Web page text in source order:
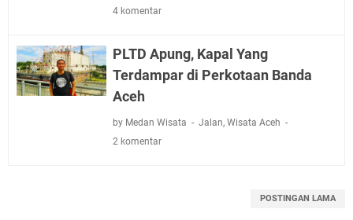
4 komentar
PLTD Apung, Kapal Yang
Terdampar di Perkotaan Banda
Aceh
by Medan Wisata Jalan, Wisata Aceh
2 komentar
POSTINGAN LAMA